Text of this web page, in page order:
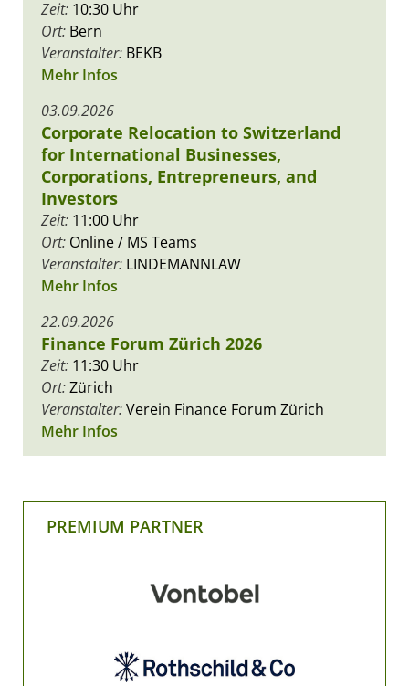
Zeit: 10:30 Uhr
Ort: Bern
Veranstalter: BEKB
Mehr Infos
03.09.2026
Corporate Relocation to Switzerland
for International Businesses,
Corporations, Entrepreneurs, and
Investors
Zeit: 11:00 Uhr
Ort: Online / MS Teams
Veranstalter: LINDEMANNLAW
Mehr Infos
22.09.2026
Finance Forum Zürich 2026
Zeit: 11:30 Uhr
Ort:Zürich
Veranstalter:Verein Finance Forum Zürich
Mehr Infos
PREMIUM PARTNER